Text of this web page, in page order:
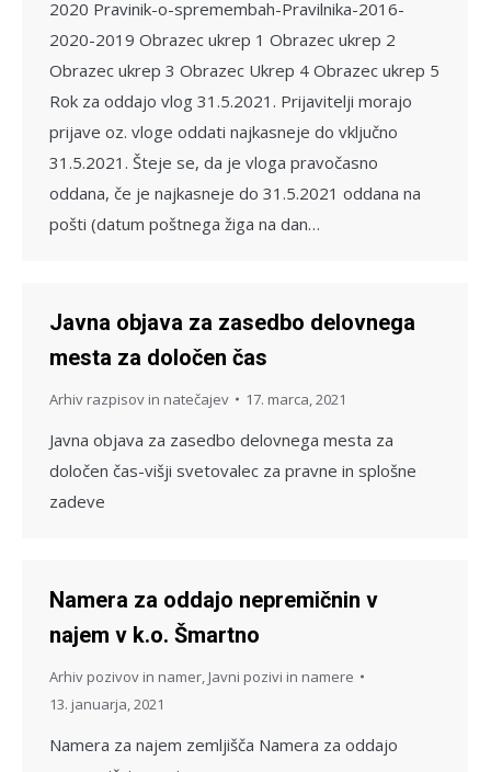
2020 Pravinik-o-spremembah-Pravilnika-2016-
2020-2019 Obrazec ukrep 1 Obrazec ukrep 2
Obrazec ukrep 3 Obrazec Ukrep 4 Obrazec ukrep 5
Rok za oddajo vlog 31.5.2021. Prijavitelji morajo
prijave oz. vloge oddati najkasneje do vključno
31.5.2021. Šteje se, da je vloga pravočasno
oddana, če je najkasneje do 31.5.2021 oddana na
pošti (datum poštnega žiga na dan…
Javna objava za zasedbo delovnega
mesta za določen čas
Arhiv razpisov in natečajev 17. marca, 2021
Javna objava za zasedbo delovnega mesta za
določen čas-višji svetovalec za pravne in splošne
zadeve
Namera za oddajo nepremičnin v
najem v k.o. Šmartno
Arhiv pozivov in namer Javni pozivi in namere
13. januarja, 2021
Namera za najem zemljišča Namera za oddajo